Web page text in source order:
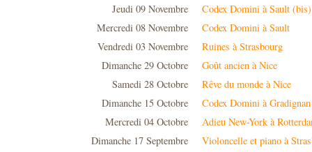
Jeudi 09 Novembre
Codex Domini à Sault (bis)
Mercredi 08 Novembre
Codex Domini à Sault
Vendredi 03 Novembre
Ruines à Strasbourg
Dimanche 29 Octobre
Goût ancien à Nice
Samedi 28 Octobre
Rêve du monde à Nice
Dimanche 15 Octobre
Codex Domini à Gradignan
Mercredi 04 Octobre
Adieu New-York à
Dimanche 17 Septembre
Violoncelle et piano à